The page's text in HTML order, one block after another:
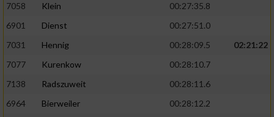
7058
Klein
00:27:35.8
6901
Dienst
00:27:51.0
7031
Hennig 00:28:09.5
02:21:22
7077
Kurenkow
00:28:10.7
7138
Radszuweit
00:28:11.6
6964
Bierweiler
00:28:12.2